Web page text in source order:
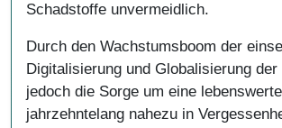
Schadstoffe unvermeidlich.
Durch den Wachstumsboom der
Digitalisierung und Globalisierung
jedoch die Sorge um eine
jahrzehntelang nahezu in